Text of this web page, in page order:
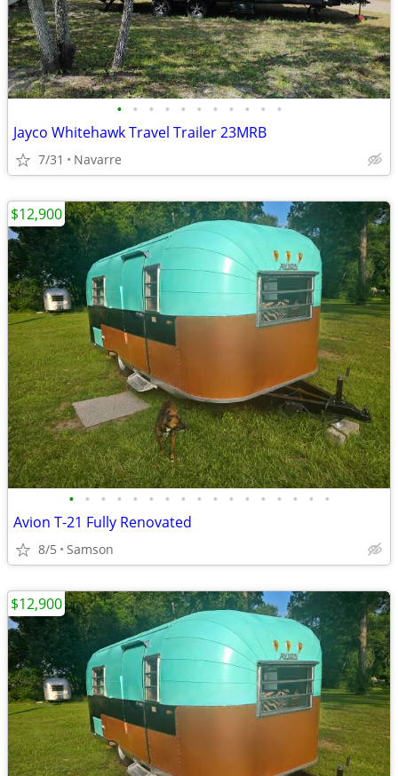
• • • • • • • • • • •
Jayco Whitehawk Travel Trailer 23MRB
7/31 Navarre
• • • • • • • • • • • • • • • • •
Avion T-21 Fully Renovated
8/5 Samson
$12,900
$12,900